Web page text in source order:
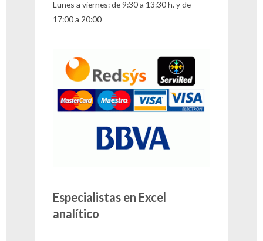
Lunes a viernes: de 9:30 a 13:30 h. y de
17:00 a 20:00
Especialistas en Excel
analítico